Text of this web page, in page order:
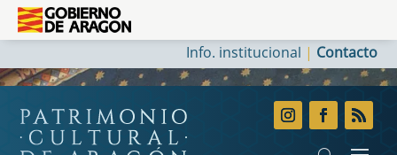
Info. institucional Contacto